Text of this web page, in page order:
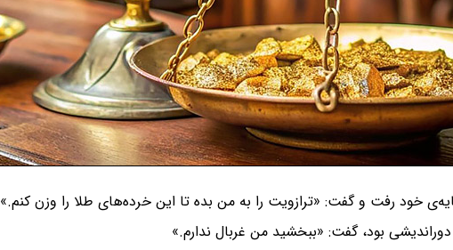
خود رفت و گفت: «ترازویت را به من بده تا این خرده‌های طلا را وزن کنم.»
بود، گفت: «ببخشید من غربال ندارم.»